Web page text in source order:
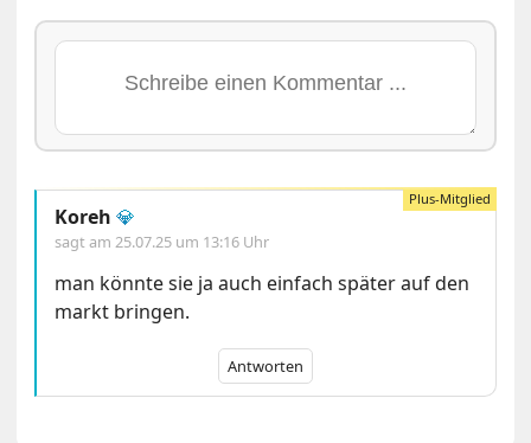
Koreh 💎
sagt am25.07.25 um 13:16 Uhr
man könnte sie ja auch einfach später auf den
markt bringen.
Antworten